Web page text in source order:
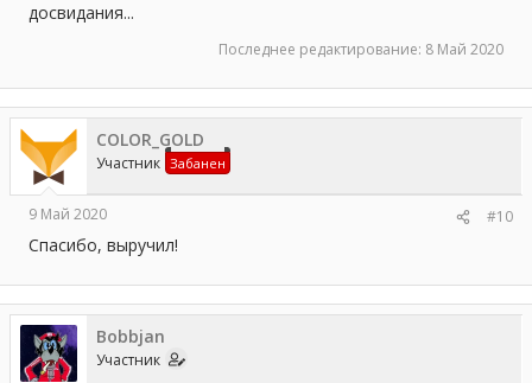
досвидания...
Последнее редактирование: 8 Май 2020
COLOR_GOLD
Участник Забанен
9 Май 2020 #10
Спасибо, выручил!
Bobbjan
Участник